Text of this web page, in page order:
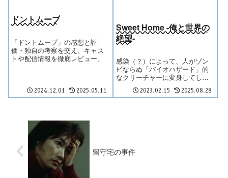
ドントムーブ
「ドントムーブ」の感想と評
価・独自の考察を交え、キャス
トや配信情報を徹底レビュー。
2024.12.01 2025.05.11
Sweet Home -俺と世界の
絶望-
感染（？）によって、人がゾン
ビならぬ「バイオハザード」的
なクリーチャーに変身してしま
人公は半人間半クリーチャーと
2023.02.15 2025.08.28
留守宅の事件